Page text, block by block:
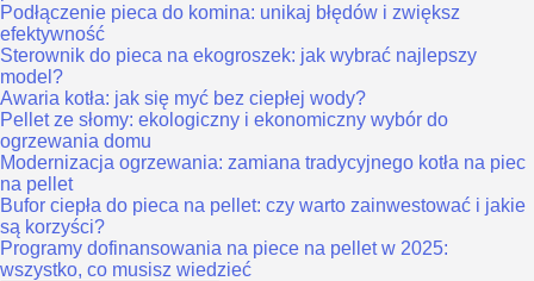
Podłączenie pieca do komina: unikaj błędów i zwiększ
efektywność
Sterownik do pieca na ekogroszek: jak wybrać najlepszy
model?
Awaria kotła: jak się myć bez ciepłej wody?
Pellet ze słomy: ekologiczny i ekonomiczny wybór do
ogrzewania domu
Modernizacja ogrzewania: zamiana tradycyjnego kotła na piec
na pellet
Bufor ciepła do pieca na pellet: czy warto zainwestować i jakie
są korzyści?
Programy dofinansowania na piece na pellet w 2025:
wszystko, co musisz wiedzieć